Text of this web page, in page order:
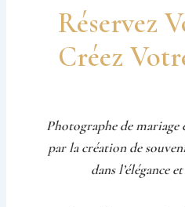
Réservez
Créez
Photographe de mariage
par la création de
dans l’élégance